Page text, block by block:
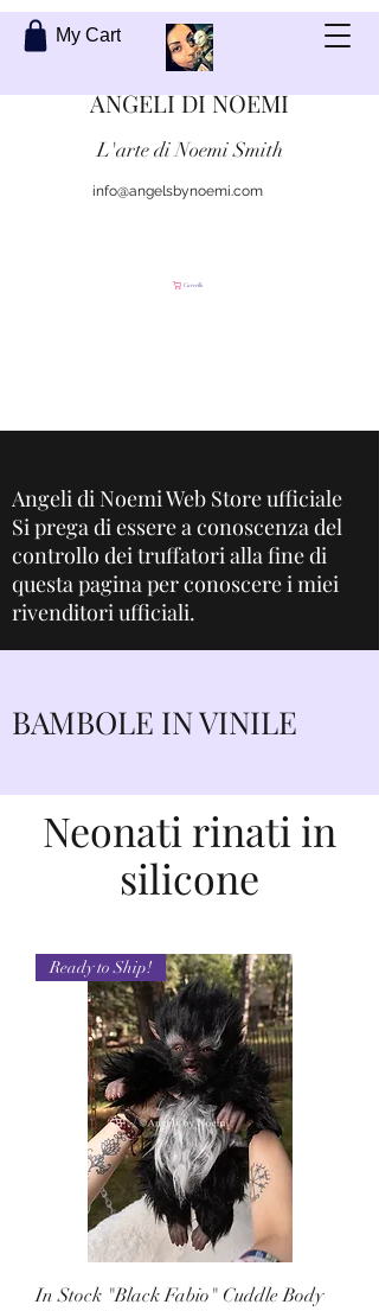
My Cart
ANGELI DI NOEMI
L'arte di Noemi Smith
info@angelsbynoemi.com
Carrello
Angeli di Noemi Web Store ufficiale
Si prega di essere a conoscenza del
controllo dei truffatori alla fine di
questa pagina per conoscere i miei
rivenditori ufficiali.
BAMBOLE IN VINILE
Neonati rinati in
silicone
Ready to Ship!
In Stock "Black Fabio" Cuddle Body